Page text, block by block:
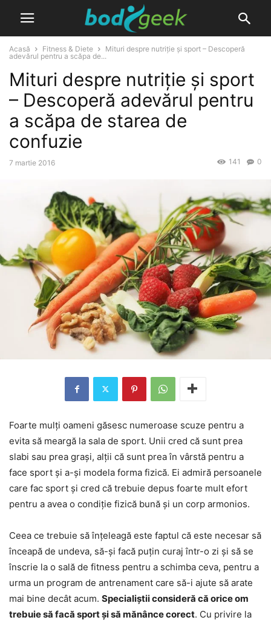
Acasă Fitness & Diete
Mituri despre nutriție și sport – Descoperă
adevărul pentru a scăpa de...
Mituri despre nutriție și sport
– Descoperă adevărul pentru
a scăpa de starea de
confuzie
7 martie 2016 0
141
Foarte mulți oameni găsesc numeroase scuze pentru a
evita să meargă la sala de sport. Unii cred că sunt prea
slabi sau prea grași, alții că sunt prea în vârstă pentru a
face sport și a-și modela forma fizică. Ei admiră persoanele
care fac sport și cred că trebuie depus foarte mult efort
pentru a avea o condiție fizică bună și un corp armonios.
Ceea ce trebuie să înțeleagă este faptul că este necesar să
înceapă de undeva, să-și facă puțin curaj într-o zi și să se
înscrie la o sală de fitness pentru a schimba ceva, pentru a
urma un program de antrenament care să-i ajute să arate
mai bine decât acum. Specialiștii consideră că orice om
trebuie să facă sport și să mănânce corect. Cu privire la